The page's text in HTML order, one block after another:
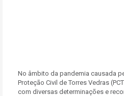
No âmbito da pandemia causada
Proteção Civil de Torres Vedras
com diversas determinações e